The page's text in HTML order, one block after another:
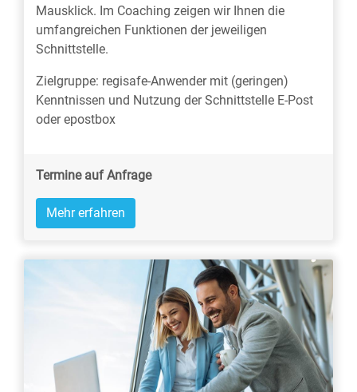
Mausklick. Im Coaching zeigen wir Ihnen die
umfangreichen Funktionen der jeweiligen
Schnittstelle.
Zielgruppe: regisafe-Anwender mit (geringen)
Kenntnissen und Nutzung der Schnittstelle E-Post
oder epostbox
Termine auf Anfrage
Mehr erfahren